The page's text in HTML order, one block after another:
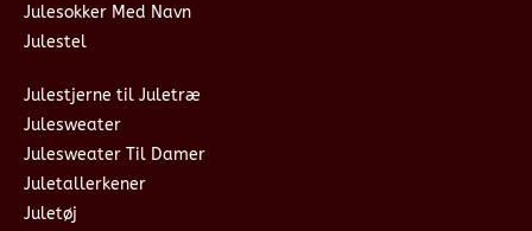
Julesokker Med Navn
Julestel
Julestjerne til Juletræ
Julesweater
Julesweater Til Damer
Juletallerkener
Juletøj